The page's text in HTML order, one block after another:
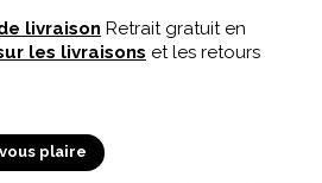
livraison Retrait gratuit en
les livraisons et les retours
plaire